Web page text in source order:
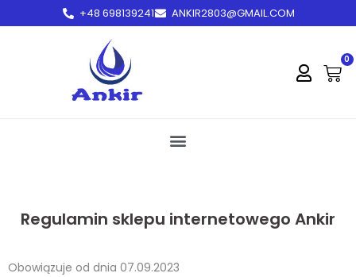
+48 698139241 ANKIR2803@GMAIL.COM
0
Regulamin sklepu internetowego Ankir
Obowiązuje od dnia 07.09.2023